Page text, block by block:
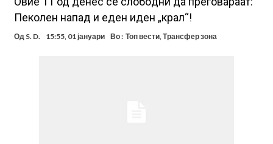
Пеколен напад и еден иден „крал“!
Од S. D. 15:55, 01 јануари Во : Топ вести,Трансфер зона